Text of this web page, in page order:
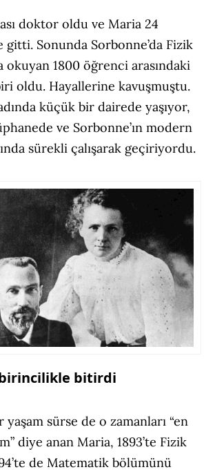
doktor oldu ve Maria 24
gitti. Sonunda Sorbonne’da Fizik
okuyan 1800 öğrenci arasındaki
oldu. Hayallerine kavuşmuştu.
küçük bir dairede yaşıyor,
ve Sorbonne’ın modern
sürekli çalışarak geçiriyordu.
bitirdi
yaşam sürse de o zamanları “en
diye anan Maria, 1893’te Fizik
de Matematik bölümünü